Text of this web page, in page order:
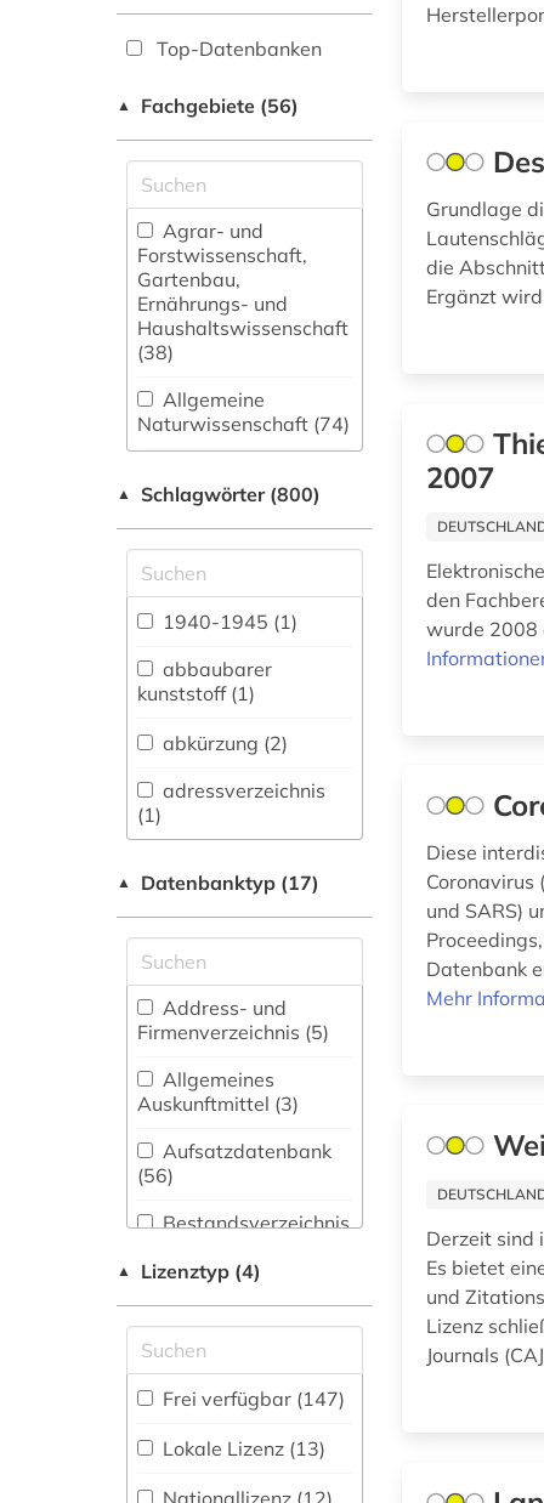
Top-Datenbanken
▲ Fachgebiete (56)
Agrar- und
Forstwissenschaft,
Gartenbau,
Ernährungs- und
Haushaltswissenschaft
(38)
Allgemeine
Naturwissenschaft (74)
fachübergreifende
Allgemeine und
vergleichende Sprach-
und
Literaturwissenschaft.
Indogermanistik.
Außereuropäische
Literaturen (6)
Amtliche
Veröffentlichungen (0)
Amerikanistik (11)
Bauingenieur- und
Vermessungswesen
Bibliographien (3)
Biologie,
Biotechnologie (207)
Buch- und
Informationswissenschaft
Chemie und
Pharmazie (417)
Elektrotechnik,
Elektronik,
Nachrichtentechnik (56)
▲ Schlagwörter (800)
1940-1945 (1)
abbaubarer
kunststoff (1)
abkürzung (2)
adressverzeichnis
(1)
agrar- (1)
agrarwissenschaften
(1)
agrochemikalie (1)
akronym (1)
amerikanistik (1)
analytik (1)
analytische chemie
(8)
analytische
methoden (1)
anatomie (1)
▲ Datenbanktyp (17)
Address- und
Firmenverzeichnis (5)
Allgemeines
Auskunftmittel (3)
Aufsatzdatenbank
(56)
Bestandsverzeichnis
Buchhandelsverzeichnis
Disziplinäre
Forschungsdatenrepositorien
▲ Lizenztyp (4)
Frei verfügbar (147)
Lokale Lizenz (13)
Grundlage
die
Ergänzt
2007
den
wurde 2008
Diese
Coronavirus
und SARS)
Datenbank
Mehr
Derzeit sind
Es bietet
und
Lizenz
Journals